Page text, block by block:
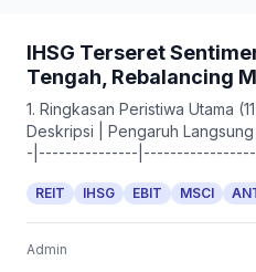
IHSG Terseret
Tengah, Rebalancing
1. Ringkasan Peristiwa Utama
Deskripsi | Pengaruh
-|---------------
REIT IHSG EBIT MSCI
Admin